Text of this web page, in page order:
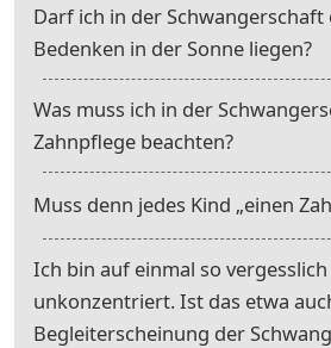
Darf ich in der Schwangerschaft
Bedenken in der Sonne liegen?
Was muss ich in der
Zahnpflege beachten?
Muss denn jedes Kind „einen
Ich bin auf einmal so
unkonzentriert. Ist das etwa
Begleiterscheinung der